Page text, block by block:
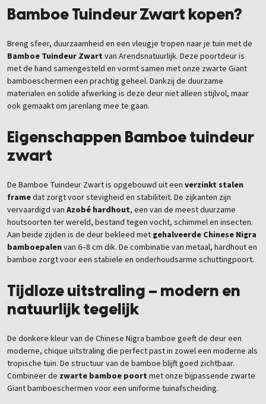
Bamboe Tuindeur Zwart kopen?
Breng sfeer, duurzaamheid en een vleugje tropen naar je tuin met de
Bamboe Tuindeur Zwart van Arendsnatuurlijk. Deze poortdeur is
met de hand samengesteld en vormt samen met onze zwarte Giant
bamboeschermen een prachtig geheel. Dankzij de duurzame
materialen en solide afwerking is deze deur niet alleen stijlvol, maar
ook gemaakt om jarenlang mee te gaan.
Eigenschappen Bamboe tuindeur
zwart
De Bamboe Tuindeur Zwart is opgebouwd uit een verzinkt stalen
framedat zorgt voor stevigheid en stabiliteit. De zijkanten zijn
vervaardigd van Azobé hardhout, een van de meest duurzame
houtsoorten ter wereld, bestand tegen vocht, schimmel en insecten.
Aan beide zijden is de deur bekleed met gehalveerde Chinese Nigra
bamboepalenvan 6–8 cm dik. De combinatie van metaal, hardhout en
bamboe zorgt voor een stabiele en onderhoudsarme schuttingpoort.
Tijdloze uitstraling – modern en
natuurlijk tegelijk
De donkere kleur van de Chinese Nigra bamboe geeft de deur een
moderne, chique uitstraling die perfect past in zowel een moderne als
tropische tuin. De structuur van de bamboe blijft goed zichtbaar.
Combineer de zwarte bamboe poort met onze bijpassende zwarte
Giant bamboeschermen voor een uniforme tuinafscheiding.